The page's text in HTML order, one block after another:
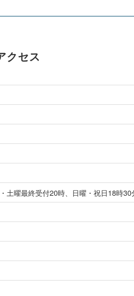
クセス
土曜最終受付20時、日曜・祝日18時30